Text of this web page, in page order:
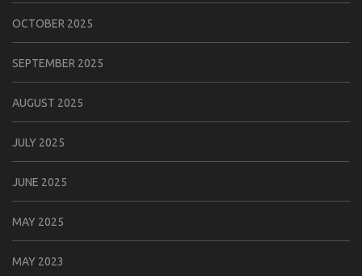
OCTOBER 2025
SEPTEMBER 2025
AUGUST 2025
JULY 2025
JUNE 2025
MAY 2025
MAY 2023